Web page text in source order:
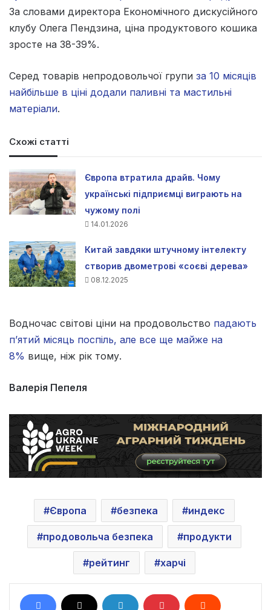
За словами директора Економічного дискусійного
клубу Олега Пендзина, ціна продуктового кошика
зросте на 38-39%.
Серед товарів непродовольчої групи за 10 місяців
найбільше в ціні додали паливні та мастильні
матеріали.
Схожі статті
Європа втратила драйв. Чому
українські підприємці виграють на
чужому полі
14.01.2026
Китай завдяки штучному інтелекту
створив двометрові «соєві дерева»
08.12.2025
Водночас світові ціни на продовольство падають
п’ятий місяць поспіль, але все ще майже на
8% вище, ніж рік тому.
Валерія Пепеля
Європа безпека индекс
продовольча безпека продукти
рейтинг харчі